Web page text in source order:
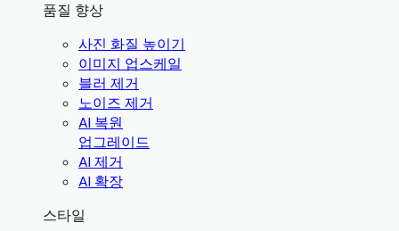
품질 향상
사진 화질 높이기
이미지 업스케일
블러 제거
노이즈 제거
AI 복원
업그레이드
AI 제거
AI 확장
스타일